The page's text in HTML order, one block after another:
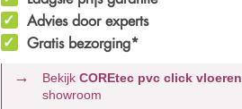
Advies door experts
Gratis bezorging*
BekijkCOREtec pvc click vloeren
showroom